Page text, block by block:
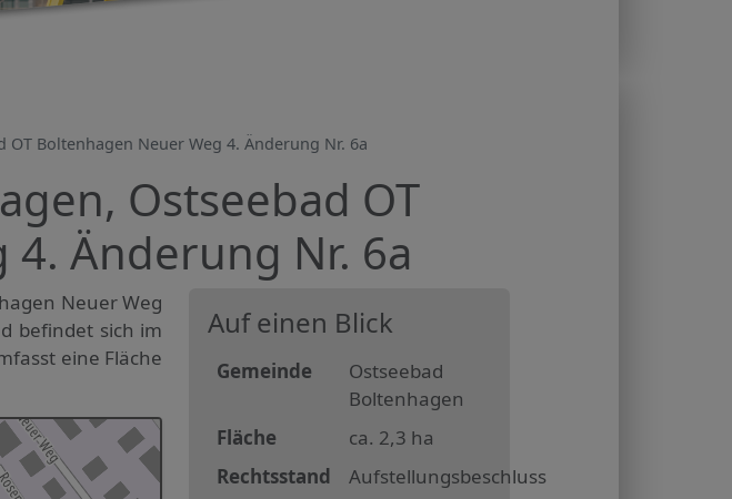
Boltenhagen Neuer Weg 4. Änderung Nr. 6a
Ostseebad OT
Änderung Nr. 6a
Neuer Weg
befindet sich im
eine Fläche
Auf einen Blick
Gemeinde
Ostseebad
Boltenhagen
Fläche
ca. 2,3 ha
Rechtsstand
Aufstellungsbeschluss